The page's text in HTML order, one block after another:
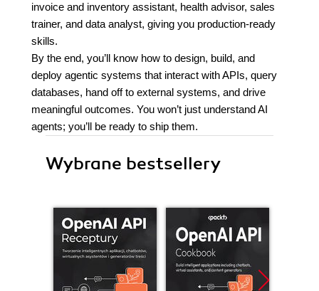
invoice and inventory assistant, health advisor, sales
trainer, and data analyst, giving you production-ready
skills.
By the end, you’ll know how to design, build, and
deploy agentic systems that interact with APIs, query
databases, hand off to external systems, and drive
meaningful outcomes. You won’t just understand AI
agents; you’ll be ready to ship them.
Wybrane bestsellery